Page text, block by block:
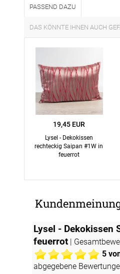
PASSEND DAZU
DAS KÖNNTE IHNEN AUCH
19,45 EUR
Lysel - Dekokissen
rechteckig Saipan #1W in
feuerrot
Lysel - Dekokissen
feuerrot |
5
abgegebene